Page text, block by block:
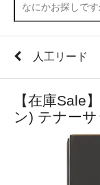
人工リード
【在庫Sale
ン) テナー